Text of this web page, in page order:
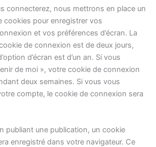
connecterez, nous mettrons en place un
cookies pour enregistrer vos
et vos préférences d’écran. La
de connexion est de deux jours,
d’écran est d’un an. Si vous
de moi », votre cookie de connexion
deux semaines. Si vous vous
compte, le cookie de connexion sera
publiant une publication, un cookie
enregistré dans votre navigateur. Ce